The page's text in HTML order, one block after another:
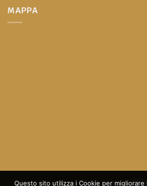
MAPPA
Questo sito utilizza i Cookie per